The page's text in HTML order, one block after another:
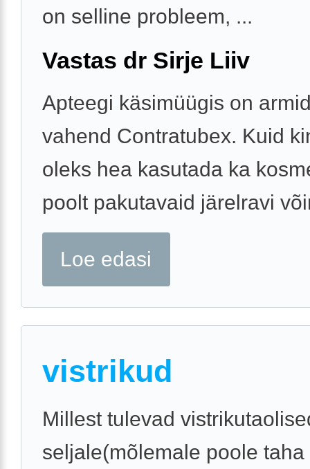
on selline probleem, ...
Vastas dr Sirje Liiv
Apteegi käsimüügis on
vahend Contratubex. Kuid
oleks hea kasutada ka
poolt pakutavaid järelravi
Loe edasi
vistrikud
Millest tulevad
seljale(mõlemale poole